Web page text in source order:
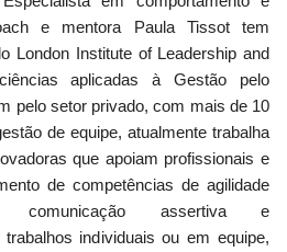
e mentora Paula Tissot tem
London Institute of Leadership and
aplicadas à Gestão pelo
pelo setor privado, com mais de 10
de equipe, atualmente trabalha
que apoiam profissionais e
de competências de agilidade
comunicação assertiva e
individuais ou em equipe,